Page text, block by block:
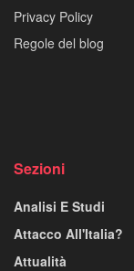
Privacy Policy
Regole del blog
Sezioni
Analisi E Studi
Attacco All'Italia?
Attualità